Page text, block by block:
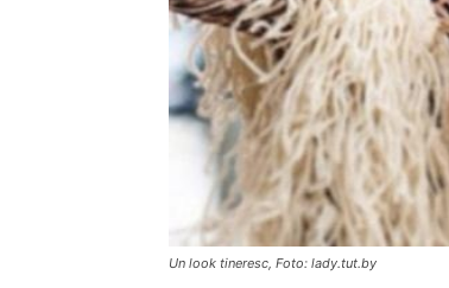
Un look tineresc, Foto: lady.tut.by